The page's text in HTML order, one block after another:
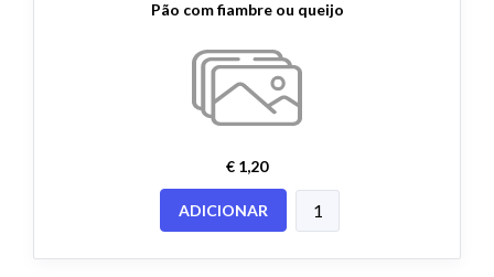
Pão com fiambre ou queijo
€ 1,20
ADICIONAR